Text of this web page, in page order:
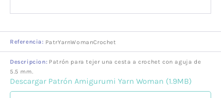
Referencia: PatrYarnWomanCrochet
Descripcion: Patrón para tejer una cesta a crochet con aguja de
5.5 mm.
Descargar Patrón Amigurumi Yarn Woman (1.9MB)